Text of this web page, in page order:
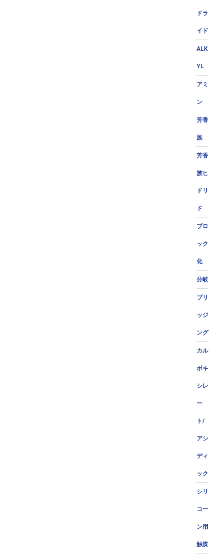
ドラ
イド
ALK
YL
アミ
ン
芳香
族
芳香
族ヒ
ドリ
ド
ブロ
ック
化
分岐
ブリ
ッジ
ング
カル
ボキ
シレ
ー
ト/
アシ
ディ
ック
シリ
コー
ン用
触媒